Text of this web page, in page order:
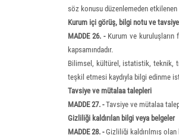
söz konusu düzenlemeden etkilenen
Kurum içi görüş, bilgi notu ve
MADDE 26. -Kurum ve kuruluşların
kapsamındadır.
Bilimsel, kültürel, istatistik, teknik,
teşkil etmesi kaydıyla bilgi edinme
Tavsiye ve mütalaa talepleri
MADDE 27. -Tavsiye ve mütalaa
Gizliliği kaldırılan bilgi veya belgeler
MADDE 28. -Gizliliği kaldırılmış